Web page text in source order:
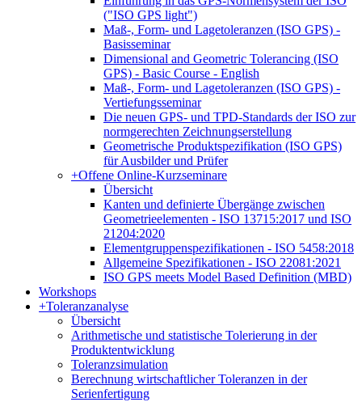
("ISO GPS light")
Maß-, Form- und Lagetoleranzen (ISO GPS) -
Basisseminar
Dimensional and Geometric Tolerancing (ISO
GPS) - Basic Course - English
Maß-, Form- und Lagetoleranzen (ISO GPS) -
Vertiefungsseminar
Die neuen GPS- und TPD-Standards der ISO zur
normgerechten Zeichnungserstellung
Geometrische Produktspezifikation (ISO GPS)
für Ausbilder und Prüfer
+Offene Online-Kurzseminare
Übersicht
Kanten und definierte Übergänge zwischen
Geometrieelementen - ISO 13715:2017 und ISO
21204:2020
Elementgruppenspezifikationen - ISO 5458:2018
Allgemeine Spezifikationen - ISO 22081:2021
ISO GPS meets Model Based Definition (MBD)
Workshops
+Toleranzanalyse
Übersicht
Arithmetische und statistische Tolerierung in der
Produktentwicklung
Toleranzsimulation
Berechnung wirtschaftlicher Toleranzen in der
Serienfertigung